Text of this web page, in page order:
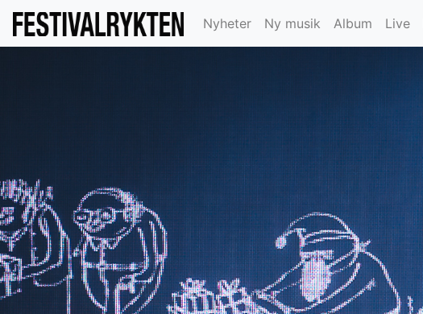
Nyheter Ny musik Album Live